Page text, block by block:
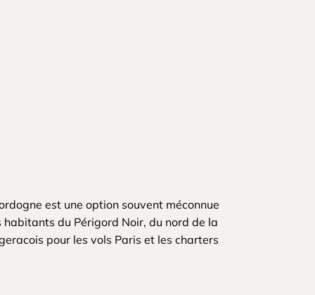
est une option souvent méconnue
du Périgord Noir, du nord de la
pour les vols Paris et les charters